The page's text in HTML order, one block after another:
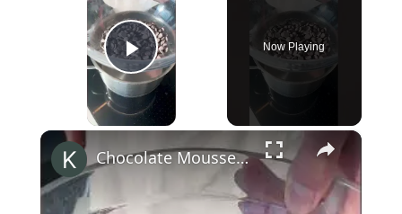
Play Video
Now Playing
×
Chocolate Mousse mit Aquafaba #veganuary